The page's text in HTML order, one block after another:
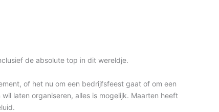
de absolute top in dit wereldje.
of het nu om een bedrijfsfeest gaat of om een
laten organiseren, alles is mogelijk. Maarten heeft